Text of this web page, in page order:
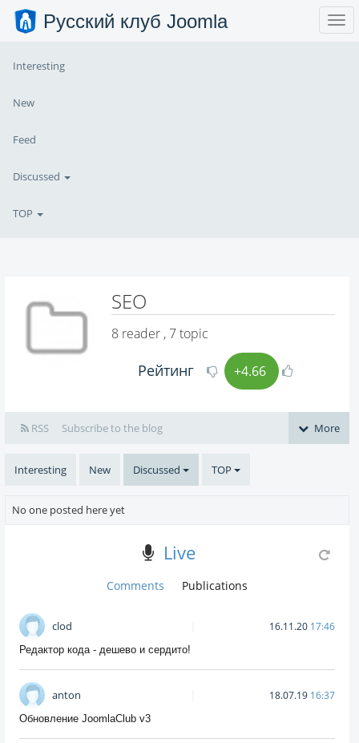
Русский клуб Joomla
Interesting
New
Feed
Discussed
TOP
SEO
8 reader , 7 topic
Рейтинг +4.66
RSS Subscribe to the blog More
Interesting New Discussed TOP
No one posted here yet
Live
Comments Publications
clod 16.11.20 17:46
Редактор кода - дешево и сердито!
anton 18.07.19 16:37
Обновление JoomlaClub v3